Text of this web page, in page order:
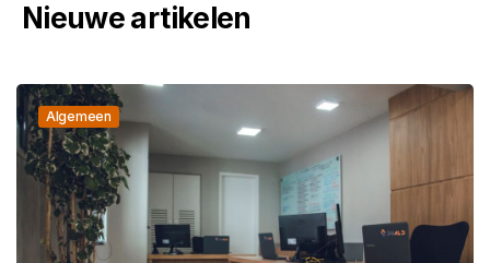
Nieuwe artikelen
Algemeen